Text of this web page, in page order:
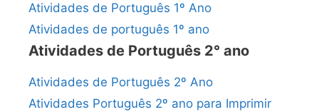
Atividades de Português 1º Ano
Atividades de português 1º ano
Atividades de Português 2° ano
Atividades de Português 2º Ano
Atividades Português 2º ano para Imprimir